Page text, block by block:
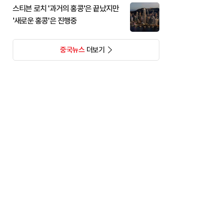
스티븐 로치 '과거의 홍콩'은 끝났지만
'새로운 홍콩'은 진행중
중국뉴스더보기